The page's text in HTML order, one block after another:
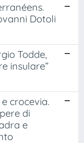
Dotoli
Todde,
insulare”
crocevia.
di
e